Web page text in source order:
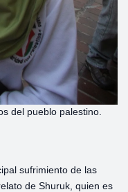
del pueblo palestino.
sufrimiento de las
de Shuruk, quien es